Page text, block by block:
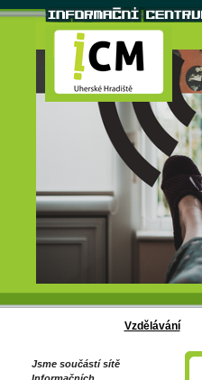
Vzdělávání
Jsme součástí sítě